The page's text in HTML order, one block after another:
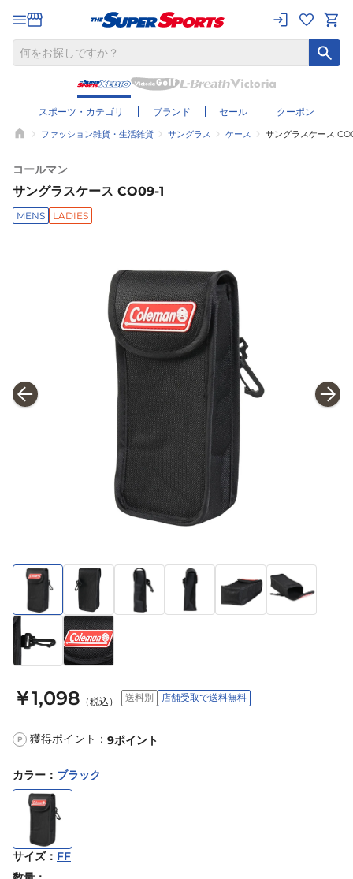
スポーツ・カテゴリ ブランド セール クーポン
ファッション雑貨・生活雑貨 サングラス ケース サングラスケース
コールマン
サングラスケース CO09-1
MENS LADIES
￥1,098 （税込） 送料別 店舗受取で送料無料
P 獲得ポイント： 9ポイント
カラー ： ブラック
サイズ： FF